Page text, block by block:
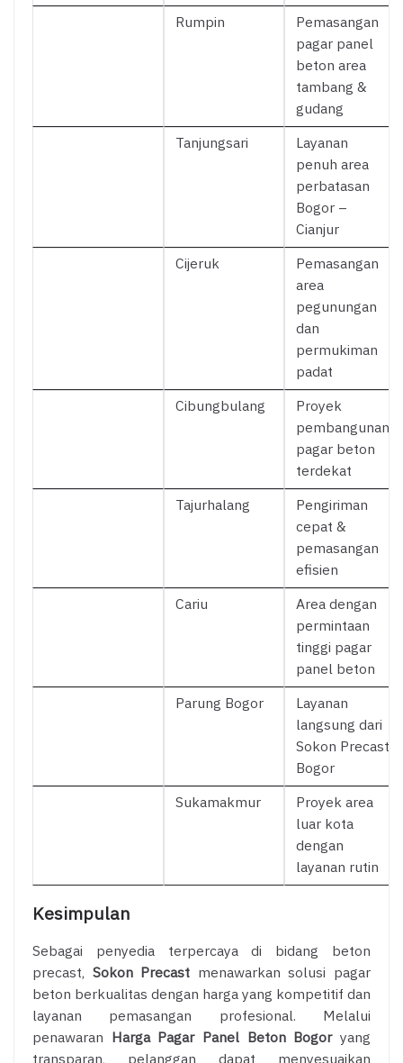
Rumpin
Pemasangan
pagar panel
beton area
tambang &
gudang
Tanjungsari
Layanan
penuh area
perbatasan
Bogor –
Cianjur
Cijeruk
Pemasangan
area
pegunungan
dan
permukiman
padat
Cibungbulang
Proyek
pembangunan
pagar beton
terdekat
Tajurhalang
Pengiriman
cepat &
pemasangan
efisien
Cariu
Area dengan
permintaan
tinggi pagar
panel beton
Parung Bogor
Layanan
langsung dari
Sokon Precast
Bogor
Sukamakmur
Proyek area
luar kota
dengan
layanan rutin
Kesimpulan
Sebagai penyedia terpercaya di bidang beton
precast, Sokon Precast menawarkan solusi pagar
beton berkualitas dengan harga yang kompetitif dan
layanan pemasangan profesional. Melalui
penawaran Harga Pagar Panel Beton Bogoryang